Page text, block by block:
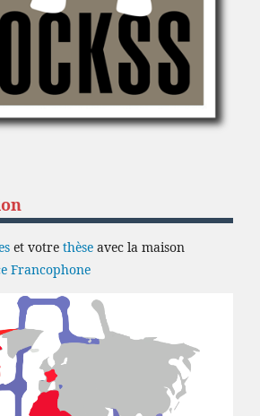
et votre thèse avec la maison
Francophone